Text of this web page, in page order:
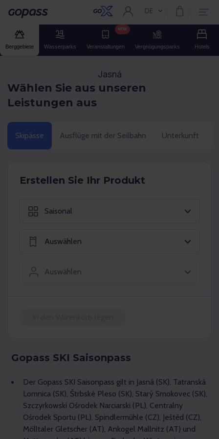
Gopass Aktuelle Sprache:
DE
Berggebiete Wasserparks Veranstaltungen
NEW
Vergnügungsparks Hotels
Jasná
Wählen Sie aus unseren
Leistungen aus
Skipässe Ausflüge mit der Seilbahn Unterkunft
Erstellen Sie Ihr Produkt
Saisonal
Auswählen
Auswählen
Gopass SKI Saisonpass
Der Gopass SKI Saisonpass gilt in Jasná (SK), Tatranská
Lomnica (SK), Štrbské Pleso (SK), Starý Smokovec (SK),
Szczyrkowski Ośrodek Narciarski (PL), Centralny
Ośrodek Sportu (PL), Spindlermühle (CZ), Ještěd (CZ),
Mölltaler Gletscher (AT), Ankogel Mallnitz (AT) und